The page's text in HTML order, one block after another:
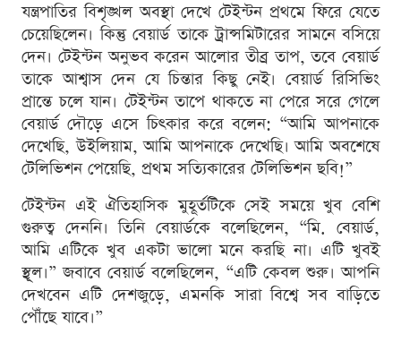
যন্ত্রপাতির বিশৃঙ্খল অবস্থা দেখে টেইন্টন প্রথমে ফিরে যেতে
চেয়েছিলেন। কিন্তু বেয়ার্ড তাকে ট্রান্সমিটারের সামনে বসিয়ে
দেন। টেইন্টন অনুভব করেন আলোর তীব্র তাপ, তবে বেয়ার্ড
তাকে আশ্বাস দেন যে চিন্তার কিছু নেই। বেয়ার্ড রিসিভিং
প্রান্তে চলে যান। টেইন্টন তাপে থাকতে না পেরে সরে গেলে
বেয়ার্ড দৌড়ে এসে চিৎকার করে বলেন: “আমি আপনাকে
দেখেছি, উইলিয়াম, আমি আপনাকে দেখেছি। আমি অবশেষে
টেলিভিশন পেয়েছি, প্রথম সত্যিকারের টেলিভিশন ছবি!”
টেইন্টন এই ঐতিহাসিক মুহূর্তটিকে সেই সময়ে খুব বেশি
গুরুত্ব দেননি। তিনি বেয়ার্ডকে বলেছিলেন, “মি. বেয়ার্ড,
আমি এটিকে খুব একটা ভালো মনে করছি না। এটি খুবই
স্থূল।” জবাবে বেয়ার্ড বলেছিলেন, “এটি কেবল শুরু। আপনি
দেখবেন এটি দেশজুড়ে, এমনকি সারা বিশ্বে সব বাড়িতে
পৌঁছে যাবে।”